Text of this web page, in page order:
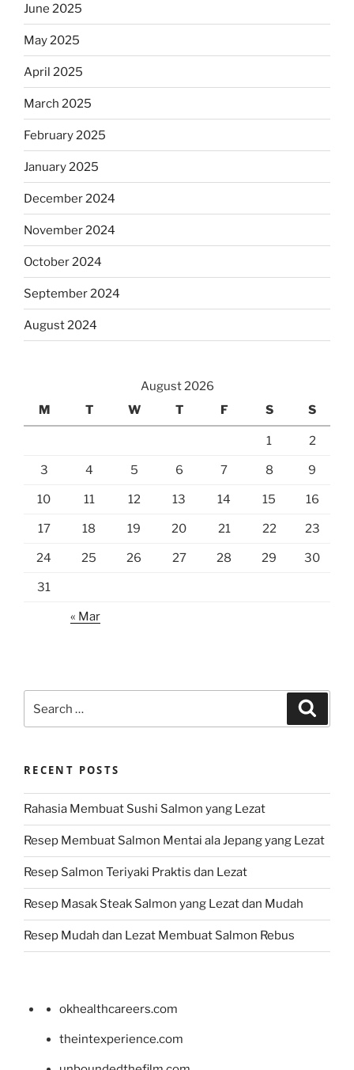
June 2025
May 2025
April 2025
March 2025
February 2025
January 2025
December 2024
November 2024
October 2024
September 2024
August 2024
August 2026
M
T W T F S S
1 2
3 4 5 6 7 8 9
10 11 12 13 14 15 16
17 18 19 20 21 22 23
24 25 26 27 28 29 30
31
« Mar
for:
RECENT POSTS
Rahasia Membuat Sushi Salmon yang Lezat
Resep Membuat Salmon Mentai ala Jepang yang Lezat
Resep Salmon Teriyaki Praktis dan Lezat
Resep Masak Steak Salmon yang Lezat dan Mudah
Resep Mudah dan Lezat Membuat Salmon Rebus
okhealthcareers.com
theintexperience.com